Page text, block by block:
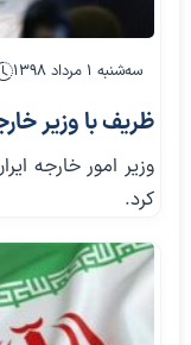
سه‌شنبه ۱ مرداد ۱۳۹۸
ظریف با وزیر
وزیر امور خارجه
کرد.